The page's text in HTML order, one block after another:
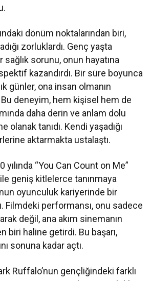
dönüm noktalarından biri,
zorluklardı. Genç yaşta
sorunu, onun hayatına
kazandırdı. Bir süre boyunca
günler, ona insan olmanın
Bu deneyim, hem kişisel hem de
daha derin ve anlam dolu
tanıdı. Kendi yaşadığı
aktarmakta ustalaştı.
“You Can Count on Me”
geniş kitlelerce tanınmaya
oyunculuk kariyerinde bir
Filmdeki performansı, onu sadece
değil, ana akım sinemanın
biri haline getirdi. Bu başarı,
sonuna kadar açtı.
Ruffalo’nun gençliğindeki farklı